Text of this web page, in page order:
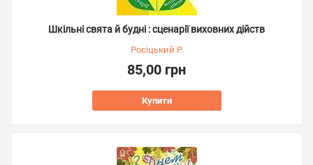
Шкільні свята й будні : сценарії виховних дійств
Росіцький Р.
85,00 грн
Купити